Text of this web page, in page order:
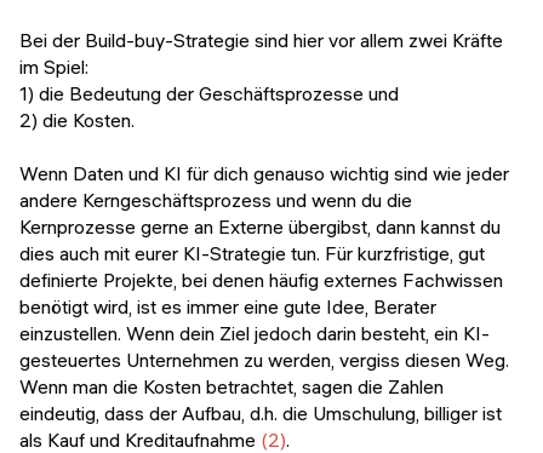
Bei der Build-buy-Strategie sind hier vor allem zwei Kräfte
im Spiel:
1) die Bedeutung der Geschäftsprozesse und
2) die Kosten.
Wenn Daten und KI für dich genauso wichtig sind wie jeder
andere Kerngeschäftsprozess und wenn du die
Kernprozesse gerne an Externe übergibst, dann kannst du
dies auch mit eurer KI-Strategie tun. Für kurzfristige, gut
definierte Projekte, bei denen häufig externes Fachwissen
benötigt wird, ist es immer eine gute Idee, Berater
einzustellen. Wenn dein Ziel jedoch darin besteht, ein KI-
gesteuertes Unternehmen zu werden, vergiss diesen Weg.
Wenn man die Kosten betrachtet, sagen die Zahlen
eindeutig, dass der Aufbau, d.h. die Umschulung, billiger ist
als Kauf und Kreditaufnahme (2).